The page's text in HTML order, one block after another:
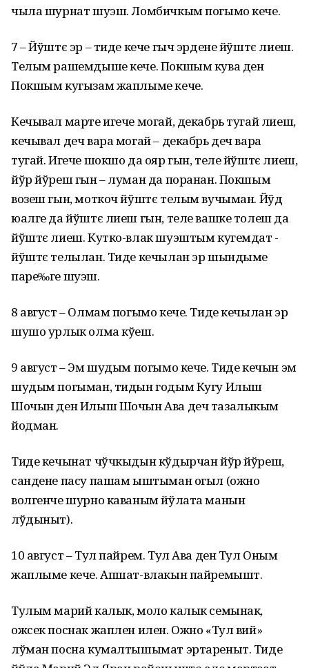
чыла шурнат шуэш. Ломбичкым погымо кече.
7 – Йўштє эр – тиде кече гыч эрдене йўштє лиеш.
Телым рашемдыше кече. Покшым кува ден
Покшым кугызам жаплыме кече.
Кечывал марте игече могай, декабрь тугай лиеш,
кечывал деч вара могай – декабрь деч вара
тугай. Игече шокшо да ояр гын, теле йўштє лиеш,
йўр йўреш гын – луман да поранан. Покшым
возеш гын, моткоч йўштє телым вучыман. Йўд
юалге да йўштє лиеш гын, теле вашке толеш да
йўштє лиеш. Кутко-влак шуэштым кугемдат -
йўштє телылан. Тиде кечылан эр шындыме
паре‰ге шуэш.
8 август – Олмам погымо кече. Тиде кечылан эр
шушо урлык олма кўеш.
9 август – Эм шудым погымо кече. Тиде кечын эм
шудым погыман, тидын годым Кугу Илыш
Шочын ден Илыш Шочын Ава деч тазалыкым
йодман.
Тиде кечынат чўчкыдын кўдырчан йўр йўреш,
сандене пасу пашам ыштыман огыл (ожно
волгенче шурно каваным йўлата манын
лўдыныт).
10 август – Тул пайрем. Тул Ава ден Тул Оным
жаплыме кече. Апшат-влакын пайремышт.
Тулым марий калык, моло калык семынак,
ожсек поснак жаплен илен. Ожно «Тул вий»
лўман посна кумалтышымат эртареныт. Тиде